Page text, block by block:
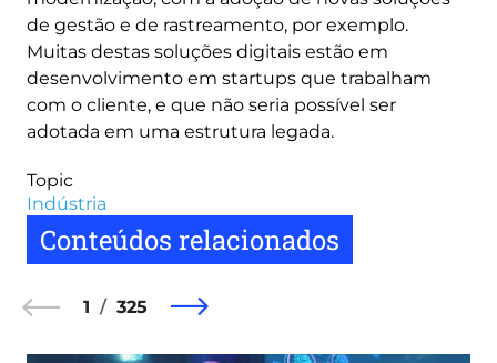
de gestão e de rastreamento, por exemplo.
Muitas destas soluções digitais estão em
desenvolvimento em startups que trabalham
com o cliente, e que não seria possível ser
adotada em uma estrutura legada.
Topic
Indústria
Conteúdos relacionados
1 325